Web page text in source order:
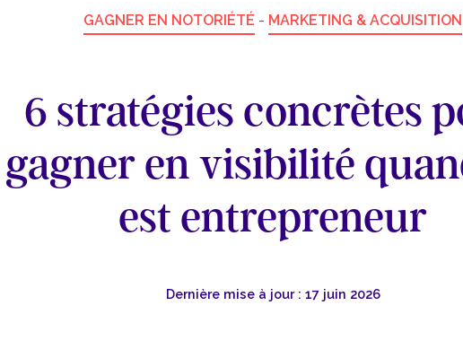
GAGNER EN NOTORIÉTÉ - MARKETING & ACQUISITION
6 stratégies concrètes
gagner en visibilité
est entrepreneur
Dernière mise à jour : 17 juin 2026